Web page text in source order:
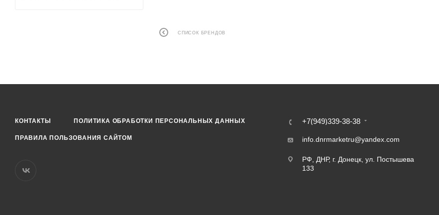
СПИСОК БРЕНДОВ
КОНТАКТЫ ПОЛИТИКА ОБРАБОТКИ ПЕРСОНАЛЬНЫХ ДАННЫХ
ПРАВИЛА ПОЛЬЗОВАНИЯ САЙТОМ
+7(949)339-38-38
info.dnrmarketru@yandex.com
РФ, ДНР, г. Донецк, ул. Постышева
133